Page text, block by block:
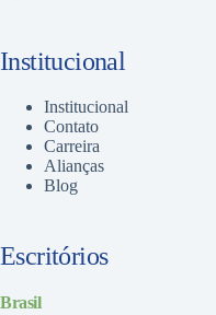
Institucional
Institucional
Contato
Carreira
Alianças
Blog
Escritórios
Brasil